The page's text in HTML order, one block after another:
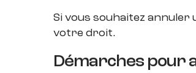
Si vous souhaitez
votre droit.
Démarches pour